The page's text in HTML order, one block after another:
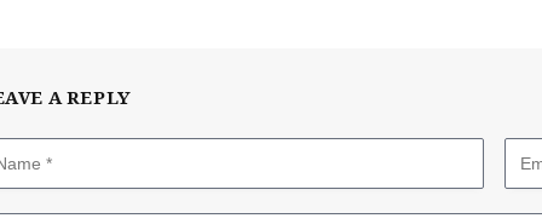
A REPLY